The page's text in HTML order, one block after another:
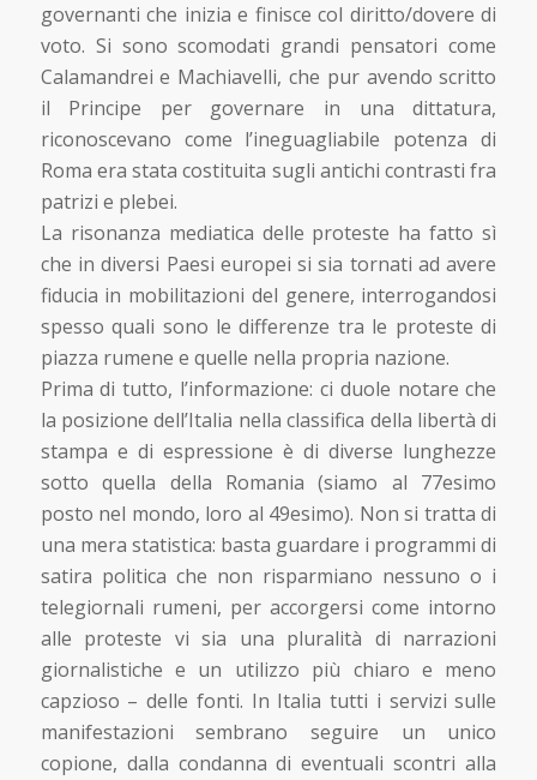
governanti che inizia e finisce col diritto/dovere di
voto. Si sono scomodati grandi pensatori come
Calamandrei e Machiavelli, che pur avendo scritto
il Principe per governare in una dittatura,
riconoscevano come l’ineguagliabile potenza di
Roma era stata costituita sugli antichi contrasti fra
patrizi e plebei.
La risonanza mediatica delle proteste ha fatto sì
che in diversi Paesi europei si sia tornati ad avere
fiducia in mobilitazioni del genere, interrogandosi
spesso quali sono le differenze tra le proteste di
piazza rumene e quelle nella propria nazione.
Prima di tutto, l’informazione: ci duole notare che
la posizione dell’Italia nella classifica della libertà di
stampa e di espressione è di diverse lunghezze
sotto quella della Romania (siamo al 77esimo
posto nel mondo, loro al 49esimo). Non si tratta di
una mera statistica: basta guardare i programmi di
satira politica che non risparmiano nessuno o i
telegiornali rumeni, per accorgersi come intorno
alle proteste vi sia una pluralità di narrazioni
giornalistiche e un utilizzo più chiaro e meno
capzioso – delle fonti. In Italia tutti i servizi sulle
manifestazioni sembrano seguire un unico
copione, dalla condanna di eventuali scontri alla